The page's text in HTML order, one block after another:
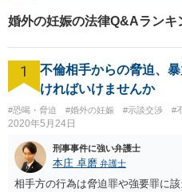
い。【土曜
【専用駐車
婚外の妊娠の法律Q&Aランキ
1
不倫相手からの脅迫、
ければいけませんか
#恐喝・脅迫 #婚外の妊娠 #示談交渉 #
2020年5月24日
刑事事件に強い弁護士
本庄 卓磨 弁護士
相手方の行為は脅迫罪や強要罪に